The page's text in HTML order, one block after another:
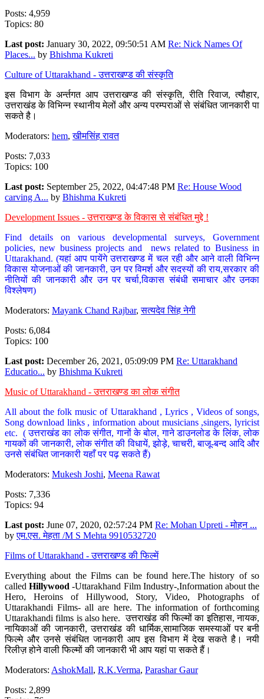
Posts: 4,959
Topics: 80
Last post: January 30, 2022, 09:50:51 AM Re: Nick Names Of
Places... by Bhishma Kukreti
Culture of Uttarakhand - उत्तराखण्ड की संस्कृति
इस विभाग के अर्न्तगत आप उत्तराखण्ड की संस्कृति, रीति रिवाज, त्यौहार,
उत्तराखंड के विभिन्न स्थानीय मेलों और अन्य परम्पराओं से संबंधित जानकारी पा
सकते है।
Moderators: hem,खीमसिंह रावत
Posts: 7,033
Topics: 100
Last post: September 25, 2022, 04:47:48 PM Re: House Wood
carving A... by Bhishma Kukreti
Development Issues - उत्तराखण्ड के विकास से संबंधित मुद्दे !
Find details on various developmental surveys, Government
policies, new business projects and news related to Business in
Uttarakhand. (यहां आप पायेंगे उत्तराखण्ड में चल रही और आने वाली विभिन्न
विकास योजनाओं की जानकारी, उन पर विमर्श और सदस्यों की राय,सरकार की
नीतियों की जानकारी और उन पर चर्चा,विकास संबंधी समाचार और उनका
विश्लेषण)
Moderators: Mayank Chand Rajbar,सत्यदेव सिंह नेगी
Posts: 6,084
Topics: 100
Last post: December 26, 2021, 05:09:09 PM Re: Uttarakhand
Educatio... by Bhishma Kukreti
Music of Uttarakhand - उत्तराखण्ड का लोक संगीत
All about the folk music of Uttarakhand , Lyrics , Videos of songs,
Song download links , information about musicians ,singers, lyricist
etc. ( उत्तराखंड का लोक संगीत, गानों के बोल, गाने डाउनलोड के लिंक, लोक
गायकों की जानकारी, लोक संगीत की विधायें, झोड़े, चाचरी, बाजू-बन्द आदि और
उनसे संबंधित जानकारी यहाँ पर पढ़ सकते हैं)
Moderators: Mukesh Joshi, Meena Rawat
Posts: 7,336
Topics: 94
Last post: June 07, 2020, 02:57:24 PM Re: Mohan Upreti - मोहन ...
byएम.एस. मेहता /M S Mehta 9910532720
Films of Uttarakhand - उत्तराखण्ड की फिल्में
Everything about the Films can be found here.The history of so
calledHillywood-Uttarakhand Film Industry-,Information about the
Hero, Heroins of Hillywood, Story, Video, Photographs of
Uttarakhandi Films- all are here. The information of forthcoming
Uttarakhandi films is also here. उत्तराखंड की फिल्मों का इतिहास, नायक,
नायिकाओं की जानकारी, उत्तराखंड की धार्मिक,सामाजिक समस्याओं पर बनी
फिल्मे और उनसे संबंधित जानकारी आप इस विभाग में देख सकते है। नयी
रिलीज़ होने वाली फिल्मों की जानकारी भी आप यहां पा सकते हैं।
Moderators: AshokMall, R.K.Verma, Parashar Gaur
Posts: 2,899